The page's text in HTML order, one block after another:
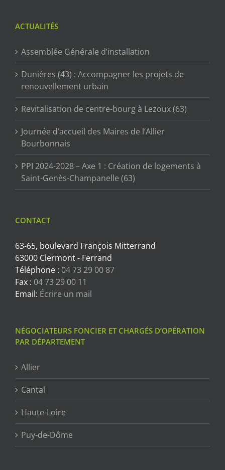
ACTUALITÉS
Assemblée Générale d’installation
Dunières (43) : Accompagner les projets de
renouvellement urbain
Revitalisation de centre-bourg à Lezoux (63)
Journée d’accueil des Maires de l’Allier
Bourbonnais
PPI 2024-2028 – Axe 1 : Création de logements à
Saint-Genès-Champanelle (63)
CONTACT
63-65, boulevard François Mitterrand
63000 Clermont - Ferrand
Téléphone : 04 73 29 00 87
Fax : 04 73 29 00 11
Email: Écrire un mail
NÉGOCIATEURS FONCIER ET CHARGÉS D’OPÉRATION
PAR DÉPARTEMENT
Allier
Cantal
Haute-Loire
Puy-de-Dôme